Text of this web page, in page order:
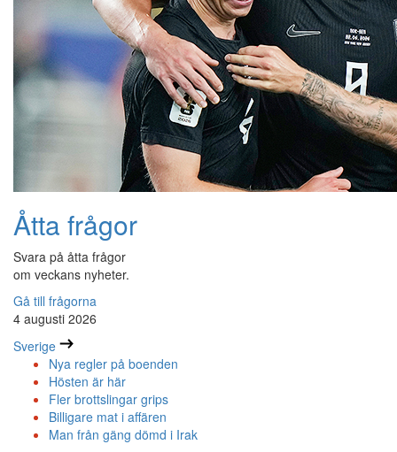
Åtta frågor
Svara på åtta frågor
om veckans nyheter.
Gå till frågorna
4 augusti 2026
Sverige
Nya regler på boenden
Hösten är här
Fler brottslingar grips
Billigare mat i affären
Man från gäng dömd i Irak